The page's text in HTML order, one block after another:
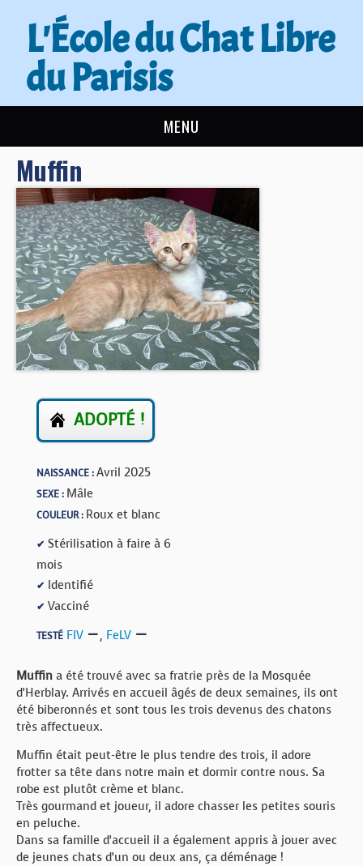
L'École du Chat Libre
du Parisis
MENU
L’ÉCOLE DU CHAT
ACTUALITÉS
ADOPTER
NOUS AIDER
CONTACT
BOUTIQUE
FORUM
Muffin
ADOPTÉ !
NAISSANCE :Avril 2025
SEXE : Mâle
COULEUR : Roux et blanc
✔ Stérilisation à faire à 6
mois
✔ Identifié
✔ Vacciné
TESTÉ FIV , FeLV
Muffin a été trouvé avec sa fratrie près de la Mosquée
d’Herblay. Arrivés en accueil âgés de deux semaines, ils ont
été biberonnés et sont tous les trois devenus des chatons
très affectueux.
Muffin était peut-être le plus tendre des trois, il adore
frotter sa tête dans notre main et dormir contre nous. Sa
robe est plutôt crème et blanc.
Très gourmand et joueur, il adore chasser les petites souris
en peluche.
Dans sa famille d’accueil il a également appris à jouer avec
de jeunes chats d’un ou deux ans, ça déménage !